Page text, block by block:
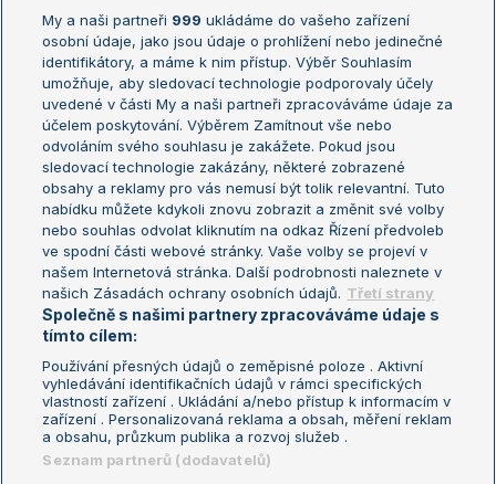
Žebříček ATP (muži)
Žebříček WTA (ženy)
Sázkařský žebříček
Australian Open
French Open
Wimbledon
US Open
Turnaj mistrů
Turnaj mistryň
Aktualní trendy
Fotbalové přestupy
Livesport Daily
LS Prague Open
Podmínky užití
Nastavení soukromí
GDPR a žurnalistika
Reklama
Kontakt
Informace o zpracování osobních
údajů
My a naši partneři 999 ukládáme do vašeho zařízení
osobní údaje, jako jsou údaje o prohlížení nebo jedinečné
identifikátory, a máme k nim přístup. Výběr Souhlasím
umožňuje, aby sledovací technologie podporovaly účely
uvedené v části My a naši partneři zpracováváme údaje za
účelem poskytování. Výběrem Zamítnout vše nebo
odvoláním svého souhlasu je zakážete. Pokud jsou
sledovací technologie zakázány, některé zobrazené
obsahy a reklamy pro vás nemusí být tolik relevantní. Tuto
nabídku můžete kdykoli znovu zobrazit a změnit své volby
nebo souhlas odvolat kliknutím na odkaz Řízení předvoleb
ve spodní části webové stránky. Vaše volby se projeví v
našem Internetová stránka. Další podrobnosti naleznete v
našich Zásadách ochrany osobních údajů. Třetí strany
Společně s našimi partnery zpracováváme údaje s
tímto cílem:
Používání přesných údajů o zeměpisné poloze . Aktivní
vyhledávání identifikačních údajů v rámci specifických
vlastností zařízení . Ukládání a/nebo přístup k informacím v
zařízení . Personalizovaná reklama a obsah, měření reklam
a obsahu, průzkum publika a rozvoj služeb .
Seznam partnerů (dodavatelů)